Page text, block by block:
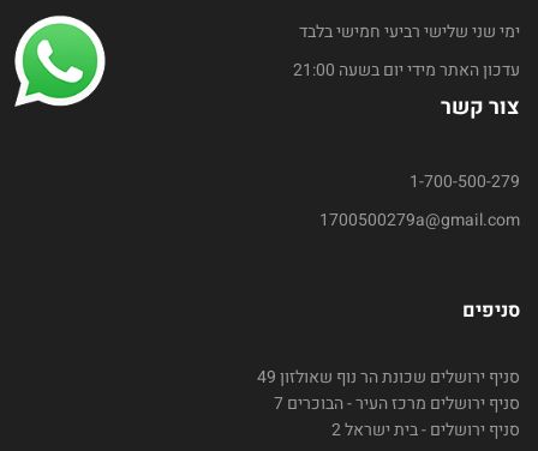
ימי שני שלישי רביעי חמישי בלבד
עדכון האתר מידי יום בשעה 21:00
צור קשר
1-700-500-279
1700500279a@gmail.com
סניפים
סניף ירושלים שכונת הר נוף שאולזון 49
סניף ירושלים מרכז העיר - הבוכרים 7
סניף ירושלים - בית ישראל 2